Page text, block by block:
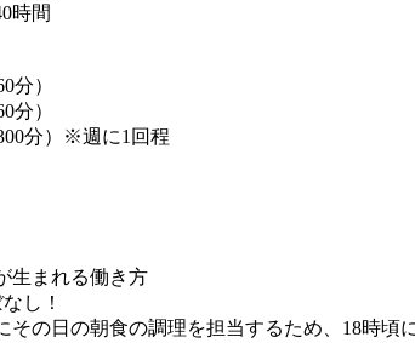
時間
分）
分）
分）※週に1回程
生まれる働き方
し！
その日の朝食の調理を担当するため、18時